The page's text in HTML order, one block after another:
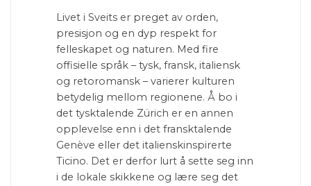
Livet i Sveits er preget av orden,
presisjon og en dyp respekt for
felleskapet og naturen. Med fire
offisielle språk – tysk, fransk, italiensk
og retoromansk – varierer kulturen
betydelig mellom regionene. Å bo i
det tysktalende Zürich er en annen
opplevelse enn i det fransktalende
Genève eller det italienskinspirerte
Ticino. Det er derfor lurt å sette seg inn
i de lokale skikkene og lære seg det